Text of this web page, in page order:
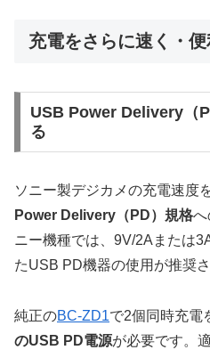
充電をさらに速く・
USB Power Delivery（
る
ソニー製デジカメの充電速度
Power Delivery（PD）規格へ
ニー機種では、9V/2Aまたは
たUSB PD機器の使用が推奨さ
純正のBC-ZD1で2個同時充電
のUSB PD電源が必要です。